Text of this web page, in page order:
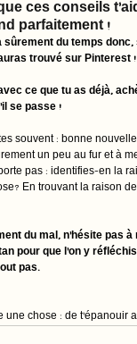
ces conseils
parfaitement !
sûrement du temps
trouvé sur Pinterest !
ce que tu as déjà,
se passe !
souvent : bonne
un peu au fur et à
pas : identifies-en la
En trouvant la raison
du mal, n'hésite pas
pour que l'on y
pas.
une chose : de t'épanouir